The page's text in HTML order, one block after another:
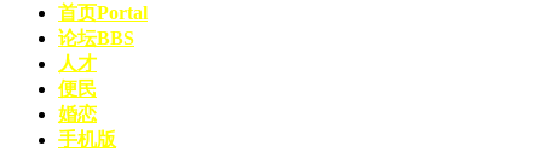
首页Portal
论坛BBS
人才
便民
婚恋
手机版